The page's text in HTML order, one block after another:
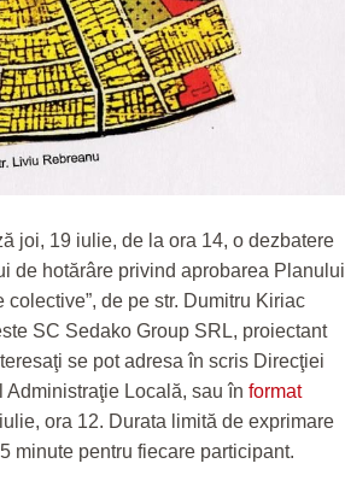
joi, 19 iulie, de la ora 14, o dezbatere
de hotărâre privind aprobarea Planului
de pe str. Dumitru Kiriac
SC Sedako Group SRL, proiectant
se pot adresa în scris Direcţiei
Locală, sau în format
ora 12. Durata limită de exprimare
minute pentru fiecare participant.